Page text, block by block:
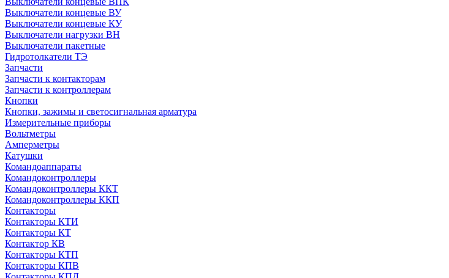
Выключатели концевые ВУ
Выключатели концевые КУ
Выключатели нагрузки ВН
Выключатели пакетные
Гидротолкатели ТЭ
Запчасти
Запчасти к контакторам
Запчасти к контроллерам
Кнопки
Кнопки, зажимы и светосигнальная арматура
Измерительные приборы
Вольтметры
Амперметры
Катушки
Командоаппараты
Командоконтроллеры
Командоконтроллеры ККТ
Командоконтроллеры ККП
Контакторы
Контакторы КТИ
Контакторы КТ
Контактор КВ
Контакторы КТП
Контакторы КПВ